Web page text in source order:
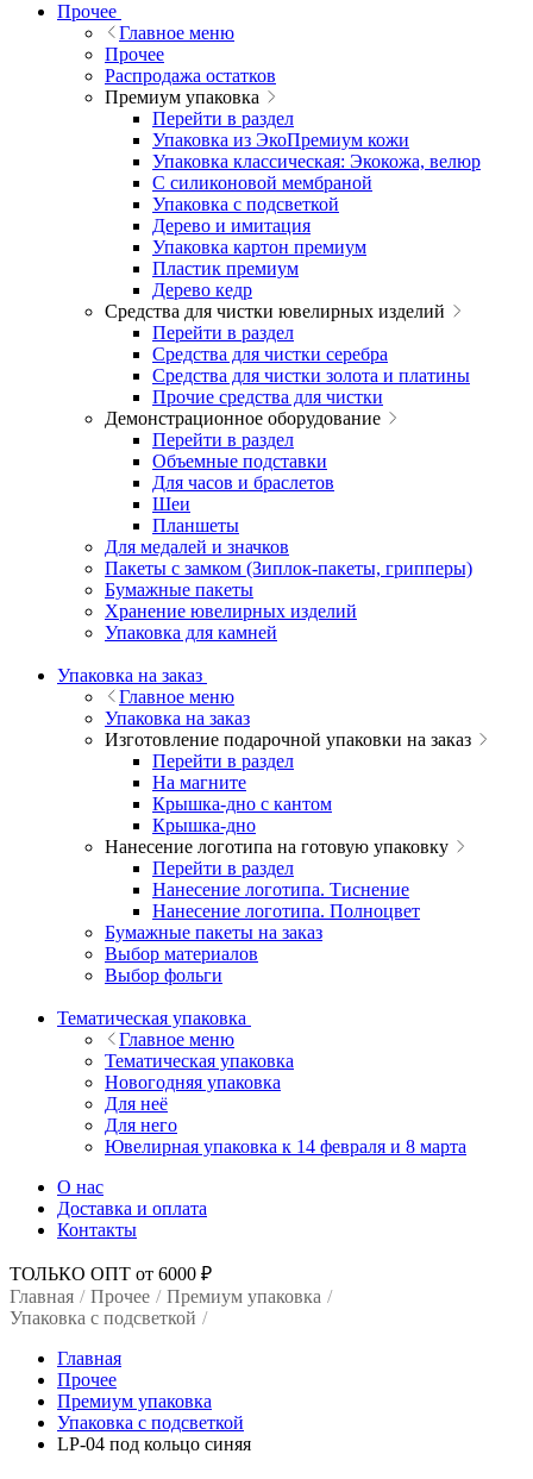
Прочее
Главное меню
Прочее
Распродажа остатков
Премиум упаковка
Перейти в раздел
Упаковка из ЭкоПремиум кожи
Упаковка классическая: Экокожа, велюр
С силиконовой мембраной
Упаковка с подсветкой
Дерево и имитация
Упаковка картон премиум
Пластик премиум
Дерево кедр
Средства для чистки ювелирных изделий
Перейти в раздел
Средства для чистки серебра
Средства для чистки золота и платины
Прочие средства для чистки
Демонстрационное оборудование
Перейти в раздел
Объемные подставки
Для часов и браслетов
Шеи
Планшеты
Для медалей и значков
Пакеты с замком (Зиплок-пакеты, грипперы)
Бумажные пакеты
Хранение ювелирных изделий
Упаковка для камней
Упаковка на заказ
Главное меню
Упаковка на заказ
Изготовление подарочной упаковки на заказ
Перейти в раздел
На магните
Крышка-дно с кантом
Крышка-дно
Нанесение логотипа на готовую упаковку
Перейти в раздел
Нанесение логотипа. Тиснение
Нанесение логотипа. Полноцвет
Бумажные пакеты на заказ
Выбор материалов
Выбор фольги
Тематическая упаковка
Главное меню
Тематическая упаковка
Новогодняя упаковка
Для неё
Для него
Ювелирная упаковка к 14 февраля и 8 марта
О нас
Доставка и оплата
Контакты
ТОЛЬКО ОПТ от 6000 ₽
Главная / Прочее / Премиум упаковка /
Упаковка с подсветкой /
Главная
Прочее
Премиум упаковка
Упаковка с подсветкой
LP-04 под кольцо синяя